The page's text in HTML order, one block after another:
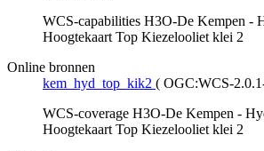
WCS-capabilities H3O-De Kempen -
Hoogtekaart Top Kiezelooliet klei 2
Online bronnen
kem_hyd_top_kik2 ( OGC:WCS-
WCS-coverage H3O-De Kempen -
Hoogtekaart Top Kiezelooliet klei 2